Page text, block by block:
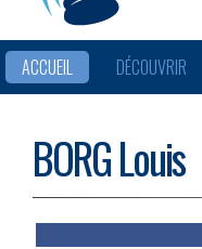
ACCUEIL DÉCOUVRIR
BORG Louis